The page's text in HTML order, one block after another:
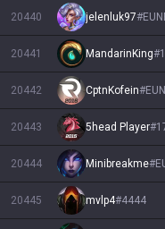
20440 jelenluk97#
20441 MandarinKing#
20442 CptnKofein#
20443 5head Player#
20444 Minibreakme#
20445 mvlp4#4444